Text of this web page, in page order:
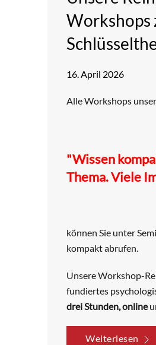
Workshops
16. April 2026
Alle Workshops
"Wissen
Thema. Viele
können Sie unter
kompakt abrufen.
Unsere Workshop-
fundiertes
drei Stunden, online
Weiterlesen